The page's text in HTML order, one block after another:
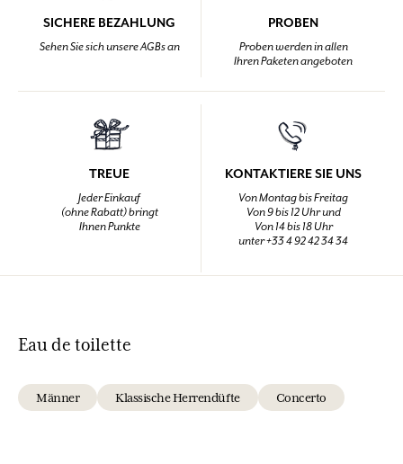
SICHERE BEZAHLUNG
Sehen Sie sich unsere AGBs an
PROBEN
Proben werden in allen
Ihren Paketen angeboten
TREUE
Jeder Einkauf
(ohne Rabatt) bringt
Ihnen Punkte
KONTAKTIERE SIE UNS
Von Montag bis Freitag
Von 9 bis 12 Uhr und
Von 14 bis 18 Uhr
unter +33 4 92 42 34 34
Eau de toilette
Männer Klassische Herrendüfte Concerto